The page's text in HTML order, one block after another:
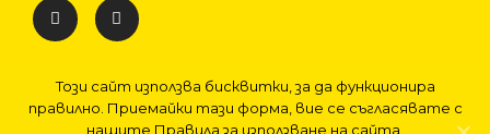
Този сайт използва бисквитки, за да функционира
правилно. Приемайки тази форма, вие се съгласявате с
нашите Правила за използване на сайта.